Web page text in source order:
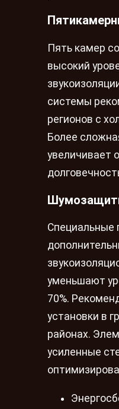
Пять камер
высокий
системы
регионов с
Более
увеличивает
Специальные
уменьшают
70%.
установки в
районах.
усиленные